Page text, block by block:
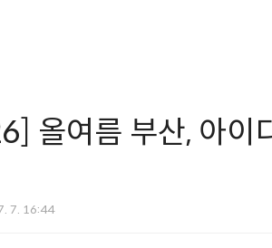
올여름 부산, 아이
7. 16:44